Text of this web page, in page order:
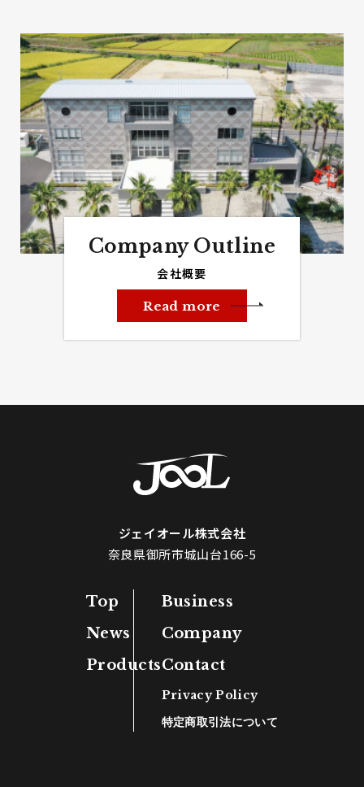
Company Outline
会社概要
Read more
ジェイオール株式会社
奈良県御所市城山台166-5
Top
News
Products
Business
Company
Contact
Privacy Policy
特定商取引法について